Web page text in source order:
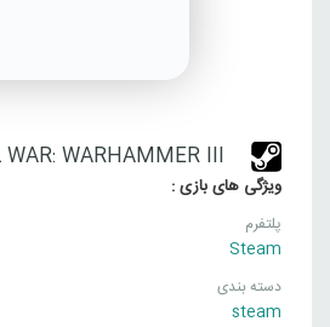
WAR: WARHAMMER III
ویژگی های بازی :
پلتفرم
Steam
دسته بندی
steam